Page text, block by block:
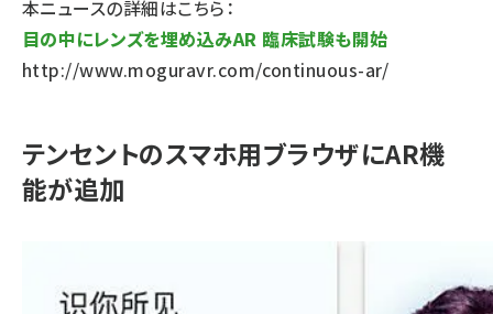
本ニュースの詳細はこちら：
目の中にレンズを埋め込みAR 臨床試験も開始
http://www.moguravr.com/continuous-ar/
テンセントのスマホ用ブラウザにAR機
能が追加